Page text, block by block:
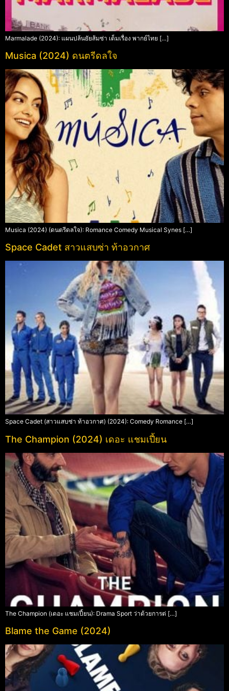
Marmalade (2024): แผนปล้นยัยส้มซ่า เต็มเรื่อง พากย์ไทย […]
Musica (2024) ดนตรีดลใจ
Musica (2024) (ดนตรีดลใจ): Romance Comedy Musical Synes […]
Space Cadet สาวแสบซ่า ท้าอวกาศ
Space Cadet (สาวแสบซ่า ท้าอวกาศ) (2024): Comedy Romance […]
The Champion (2024) เดอะ แชมเปี้ยน
The Champion (เดอะ แชมเปี้ยน): Drama Sport ว่าด้วยการต่ […]
Blame the Game (2024)